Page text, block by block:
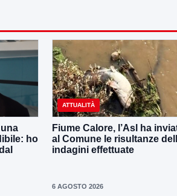
ho
ATTUALITÀ
Fiume Calore, l’Asl ha
al Comune le risultanze
indagini effettuate
6 AGOSTO 2026